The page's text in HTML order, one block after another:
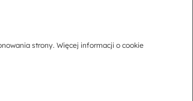
strony. Więcej informacji o cookie